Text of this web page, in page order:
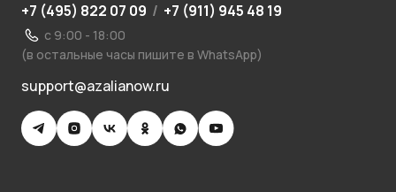
+7 (495) 822 07 09 / +7 (911) 945 48 19
с 9:00 - 18:00
(в остальные часы пишите в WhatsApp)
support@azalianow.ru